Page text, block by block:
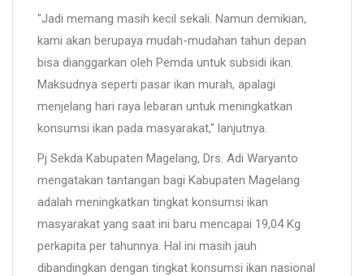
"Jadi memang masih kecil sekali. Namun demikian,
kami akan berupaya mudah-mudahan tahun depan
bisa dianggarkan oleh Pemda untuk subsidi ikan.
Maksudnya seperti pasar ikan murah, apalagi
menjelang hari raya lebaran untuk meningkatkan
konsumsi ikan pada masyarakat," lanjutnya.
Pj Sekda Kabupaten Magelang, Drs. Adi Waryanto
mengatakan tantangan bagi Kabupaten Magelang
adalah meningkatkan tingkat konsumsi ikan
masyarakat yang saat ini baru mencapai 19,04 Kg
perkapita per tahunnya. Hal ini masih jauh
dibandingkan dengan tingkat konsumsi ikan nasional